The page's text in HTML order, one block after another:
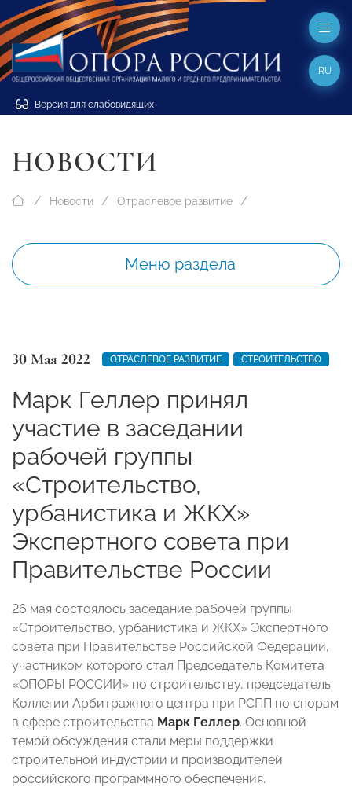
Версия для слабовидящих
RU
НОВОСТИ
Новости Отраслевое развитие
Меню раздела
30 Мая 2022 ОТРАСЛЕВОЕ РАЗВИТИЕ СТРОИТЕЛЬСТВО
Марк Геллер принял
участие в заседании
рабочей группы
«Строительство,
урбанистика и ЖКХ»
Экспертного совета при
Правительстве России
26 мая состоялось заседание рабочей группы
«Строительство, урбанистика и ЖКХ» Экспертного
совета при Правительстве Российской Федерации,
участником которого стал Председатель Комитета
«ОПОРЫ РОССИИ» по строительству, председатель
Коллегии Арбитражного центра при РСПП по спорам
в сфере строительства Марк Геллер. Основной
темой обсуждения стали меры поддержки
строительной индустрии и производителей
российского программного обеспечения.